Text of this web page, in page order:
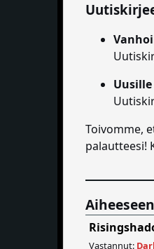
Toivomme,
palautteesi!
Vastannut: